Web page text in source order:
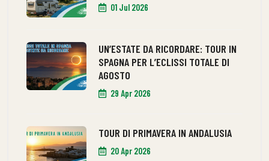
01 Jul 2026
UN’ESTATE DA RICORDARE: TOUR IN
SPAGNA PER L’ECLISSI TOTALE DI
AGOSTO
29 Apr 2026
TOUR DI PRIMAVERA IN ANDALUSIA
20 Apr 2026